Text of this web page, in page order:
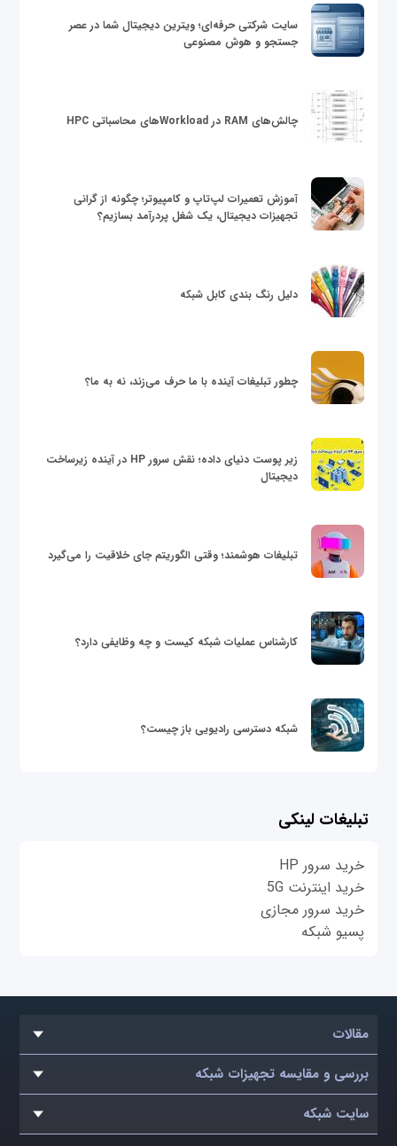
سایت شرکتی حرفه‌ای؛ ویترین دیجیتال شما در عصر
جستجو و هوش مصنوعی
چالش‌های RAM در Workloadهای محاسباتی HPC
آموزش تعمیرات لپ‌تاپ و کامپیوتر؛ چگونه از گرانی
تجهیزات دیجیتال، یک شغل پردرآمد بسازیم؟
دلیل رنگ بندی کابل شبکه
چطور تبلیغات آینده با ما حرف می‌زند، نه به ما؟
زیر پوست دنیای داده؛ نقش سرور HP در آینده زیرساخت
دیجیتال
تبلیغات هوشمند؛ وقتی الگوریتم جای خلاقیت را می‌گیرد
کارشناس عملیات شبکه کیست و چه وظایفی دارد؟
شبکه دسترسی رادیویی باز چیست؟
تبلیغات لینکی
خرید سرور HP
خرید اینترنت 5G
خرید سرور مجازی
پسیو شبکه
مقالات
بررسی و مقایسه تجهیزات شبکه
سایت شبکه